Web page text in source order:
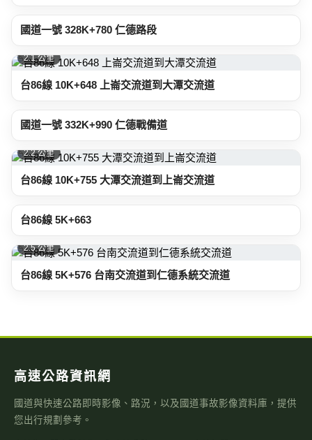
國道一號 328K+780 仁德路段
2.1 公里
台86線 10K+648 上崙交流道到大潭交流道
國道一號 332K+990 仁德戰備道
2.2 公里
台86線 10K+755 大潭交流道到上崙交流道
台86線 5K+663
2.5 公里
台86線 5K+576 台南交流道到仁德系統交流道
高速公路資訊網
國道與快速公路即時影像、路況，以及國道事故影像資料庫，提供
您出行規劃參考。